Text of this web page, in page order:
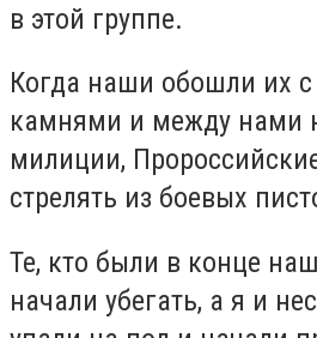
в этой группе.
Когда наши обошли их с
камнями и между нами
милиции,
стрелять из боевых
Те, кто были в конце
начали убегать, а я и